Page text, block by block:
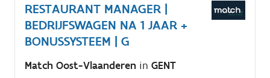
RESTAURANT MANAGER |
BEDRIJFSWAGEN NA 1 JAAR +
BONUSSYSTEEM | G
Match Oost-Vlaanderen in GENT